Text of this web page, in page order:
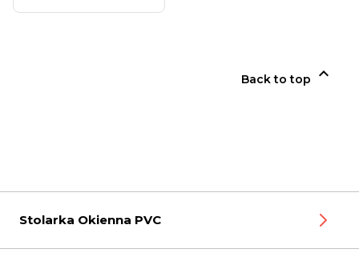
Back to top 
Stolarka Okienna PVC